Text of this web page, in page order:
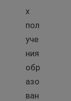
х
пол
уче
ния
обр
азо
ван